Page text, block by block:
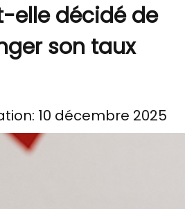
elle décidé de
son taux
10 décembre 2025